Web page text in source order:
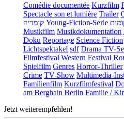
Comédie documentée Kurzfilm
Spectacle son et lumière Trailer
קומדיה Young-Fiction-Serie
Musikfilm Musikdokumentation
Doku Reportage Science Fiction
Lichtspektakel sdf Drama TV-
Filmfestival Western Festival
Spielfilm Genres Horror-Thriller
Crime TV-Show Multimedia-
Familienfilm Kurzfilmfestival
am Berghain Berlin Familie /
Jetzt weiterempfehlen!